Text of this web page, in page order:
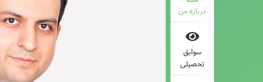
درباره من
سوابق
تحصیلی